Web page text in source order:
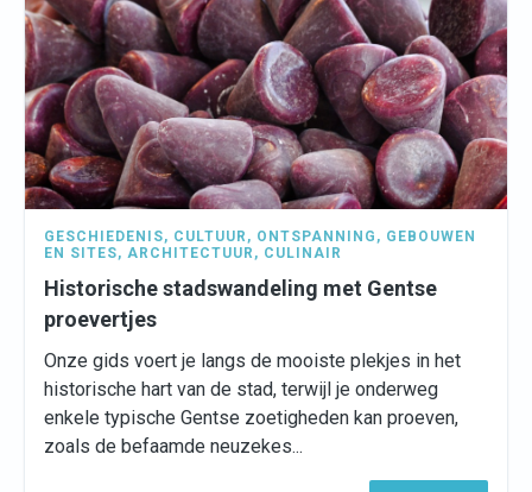
GESCHIEDENIS, CULTUUR , ONTSPANNING , GEBOUWEN
EN SITES, ARCHITECTUUR , CULINAIR
Historische stadswandeling met Gentse
proevertjes
Onze gids voert je langs de mooiste plekjes in het
historische hart van de stad, terwijl je onderweg
enkele typische Gentse zoetigheden kan proeven,
zoals de befaamde neuzekes...